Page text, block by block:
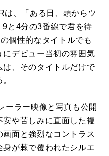
は、「ある日、頭からツ
と4分の3番線で君を待
個性的なタイトルでも
にデビュー当初の雰囲気
、 そのタイトルだけで
ーラー映像と写真も公開
安や苦しみに直面した複
画面と強烈なコントラス
身が棘で覆われたシルエ